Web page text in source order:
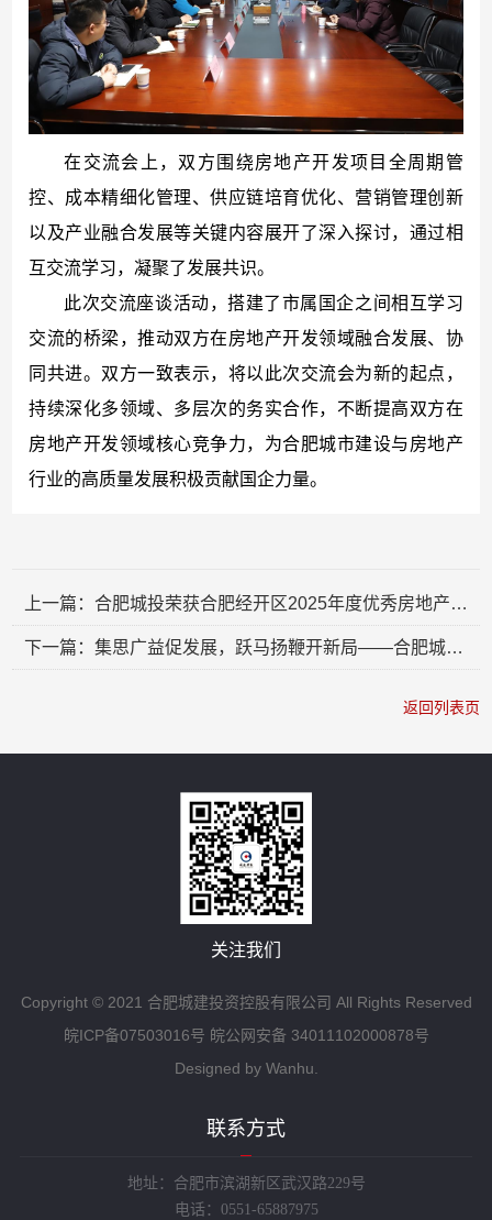
在交流会上，双方围绕房地产开发项目全周期管
控、成本精细化管理、供应链培育优化、营销管理创新
以及产业融合发展等关键内容展开了深入探讨，通过相
互交流学习，凝聚了发展共识。
此次交流座谈活动，搭建了市属国企之间相互学习
交流的桥梁，推动双方在房地产开发领域融合发展、协
同共进。双方一致表示，将以此次交流会为新的起点，
持续深化多领域、多层次的务实合作，不断提高双方在
房地产开发领域核心竞争力，为合肥城市建设与房地产
行业的高质量发展积极贡献国企力量。
上一篇：合肥城投荣获合肥经开区2025年度优秀房地产企业奖
下一篇：集思广益促发展，跃马扬鞭开新局——合肥城投召开2026年度工作务虚会
返回列表页
关注我们
Copyright © 2021 合肥城建投资控股有限公司 All Rights Reserved
皖ICP备07503016号 皖公网安备 34011102000878号
Designed by Wanhu.
联系方式
地址：合肥市滨湖新区武汉路229号
电话：0551-65887975